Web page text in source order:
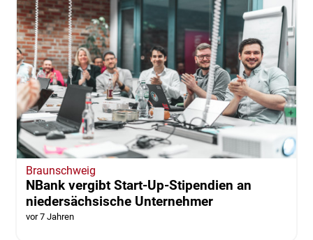
Braunschweig
NBank vergibt Start-Up-Stipendien an
niedersächsische Unternehmer
vor 7 Jahren